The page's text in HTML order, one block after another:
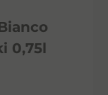
0,75l